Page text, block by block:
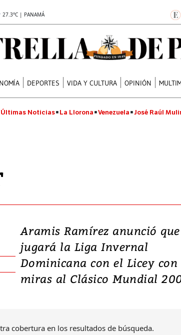
27.3°C | PANAMÁ
DEPORTES VIDA Y CULTURA OPINIÓN
Últimas Noticias La Llorona Venezuela José Raúl
Aramis Ramírez anunció que
jugará la Liga Invernal
Dominicana con el Licey con
miras al Clásico Mundial
cobertura en los resultados de búsqueda.
Video, Japón:
deja heridos y graves
daños en Kumamoto